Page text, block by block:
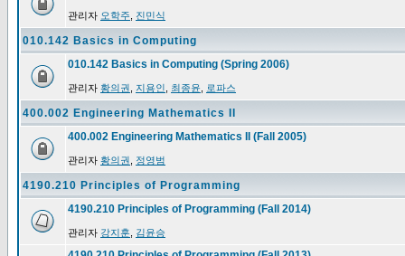
관리자 오학주 진민식
010.142 Basics in Computing
010.142 Basics in Computing (Spring 2006)
관리자 황의권 지용인 최종윤 로파스
400.002 Engineering Mathematics II
400.002 Engineering Mathematics II (Fall 2005)
관리자 황의권 정영범
4190.210 Principles of Programming
4190.210 Principles of Programming (Fall 2014)
관리자 강지훈 김윤승